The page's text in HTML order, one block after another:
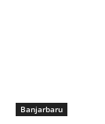
Banjarbaru